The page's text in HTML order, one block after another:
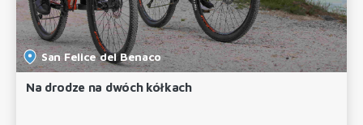
San Felice del Benaco
Na drodze na dwóch kółkach